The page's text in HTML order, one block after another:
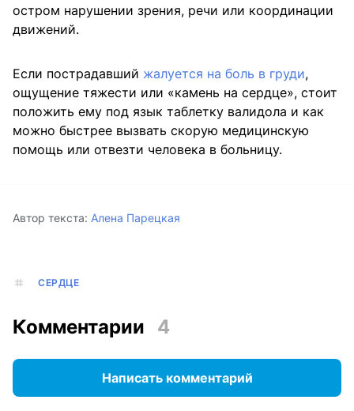
остром нарушении зрения, речи или координации
движений.
Если пострадавший жалуется на боль в груди,
ощущение тяжести или «камень на сердце», стоит
положить ему под язык таблетку валидола и как
можно быстрее вызвать скорую медицинскую
помощь или отвезти человека в больницу.
Автор текста: Алена Парецкая
СЕРДЦЕ
Комментарии 4
Написать комментарий